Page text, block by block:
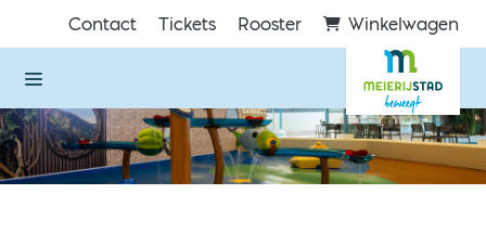
Direct naar de inhoud van de pagina
Contact Tickets Rooster Winkelwagen